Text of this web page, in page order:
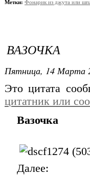
Метки: Фонарик из джута или
ВАЗОЧКА
Пятница, 14 Марта
Это цитата
цитатник или
Вазочка
Далее: